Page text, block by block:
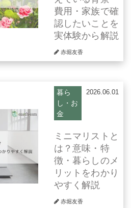
費用・家族で確
認したいことを
実体験から解説
赤堀友香
暮ら
し・お
金
2026.06.01
ミニマリストと
は？意味・特
徴・暮らしのメ
リットをわかり
やすく解説
赤堀友香